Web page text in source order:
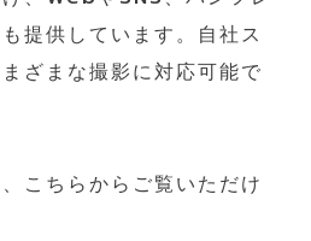
提供しています。自社ス
ざまな撮影に対応可能で
こちらからご覧いただけ